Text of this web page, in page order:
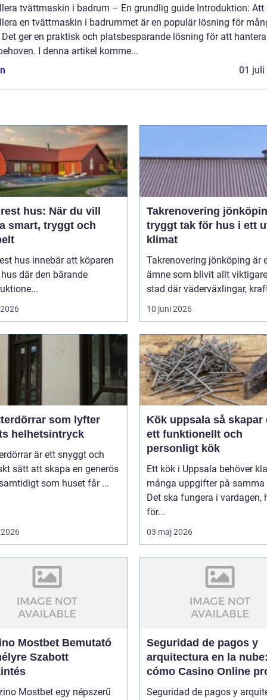
tvättmaskin i badrum – En grundlig guide Introduktion: Att
en tvättmaskin i badrummet är en populär lösning för
ger en praktisk och platsbesparande lösning för att hantera
I denna artikel komme...
01 juli
hus: När du vill
smart, tryggt och
hus innebär att köparen
där den bärande
Takrenovering
tryggt tak för hus i ett
klimat
Takrenovering jönköping är
ämne som blivit allt
stad där väderväxlingar,
10 juni 2026
som lyfter
helhetsintryck
är ett snyggt och
sätt att skapa en generös
som huset får ...
Kök uppsala så skapar du
ett funktionellt och
personligt kök
Ett kök i Uppsala behöver
många uppgifter på samma
Det ska fungera i vardagen,
för...
03 maj 2026
Mostbet Bemutató
Szabott
Mostbet egy népszerű
Seguridad de pagos y
arquitectura en la
cómo Casino Online
tu juego
Seguridad de pagos y